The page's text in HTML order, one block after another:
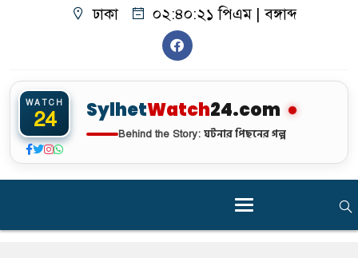
ঢাকা ০২:৪০:২২ পিএম |বঙ্গাব্দ
WATCH
24 SylhetWatch24.com
Behind the Story: ঘটনার পিছনের গল্প